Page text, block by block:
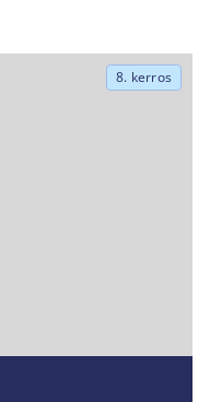
8. kerros